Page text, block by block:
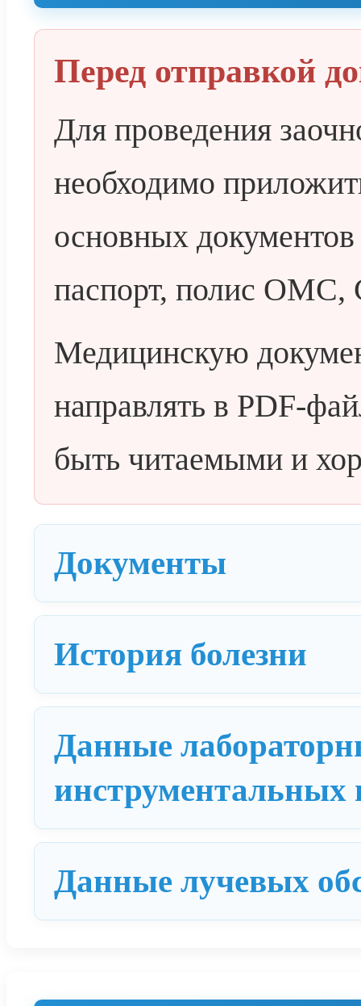
Перед отправкой
Для проведения
необходимо
основных
паспорт, полис
Медицинскую
направлять в PDF-
быть читаемыми и
Документы
История болезни
Данные
инструментальных
Данные лучевых